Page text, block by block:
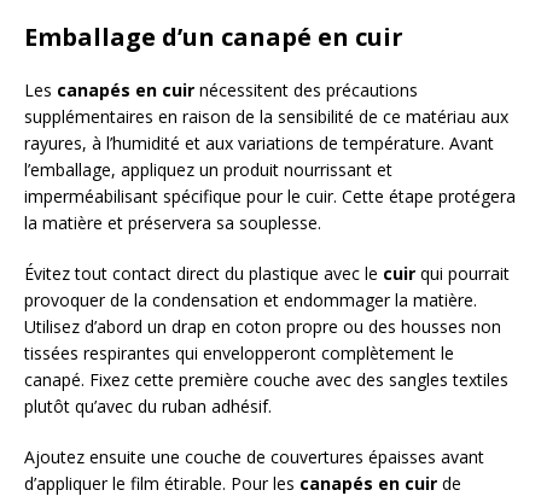
Emballage d’un canapé en cuir
Les canapés en cuir nécessitent des précautions
supplémentaires en raison de la sensibilité de ce matériau aux
rayures, à l’humidité et aux variations de température. Avant
l’emballage, appliquez un produit nourrissant et
imperméabilisant spécifique pour le cuir. Cette étape protégera
la matière et préservera sa souplesse.
Évitez tout contact direct du plastique avec le cuir qui pourrait
provoquer de la condensation et endommager la matière.
Utilisez d’abord un drap en coton propre ou des housses non
tissées respirantes qui envelopperont complètement le
canapé. Fixez cette première couche avec des sangles textiles
plutôt qu’avec du ruban adhésif.
Ajoutez ensuite une couche de couvertures épaisses avant
d’appliquer le film étirable. Pour les canapés en cuir de